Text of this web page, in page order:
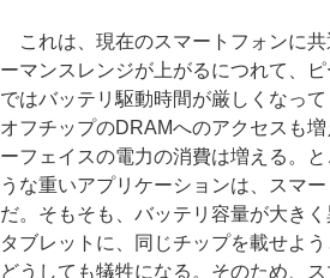
これは、現在のスマートフォンに共
ーマンスレンジが上がるにつれて、
ではバッテリ駆動時間が厳しくなって
オフチップのDRAMへのアクセスも
ーフェイスの電力の消費は増える。
うな重いアプリケーションは、スマ
だ。そもそも、バッテリ容量が大き
タブレットに、同じチップを載せよ
どうしても犠牲になる。そのため、